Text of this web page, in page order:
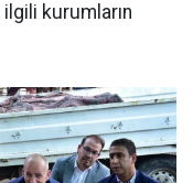
ilgili kurumların